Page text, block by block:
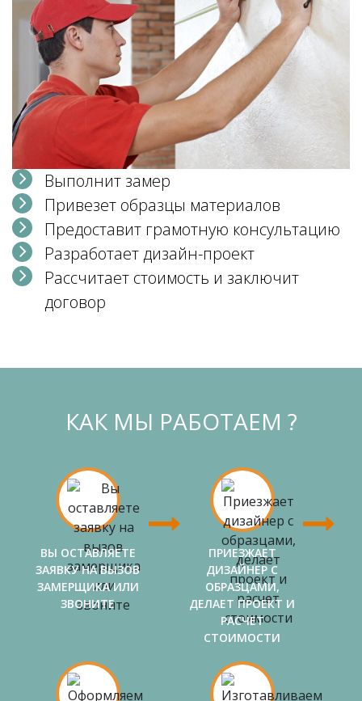
Выполнит замер
Привезет образцы материалов
Предоставит грамотную консультацию
Разработает дизайн-проект
Рассчитает стоимость и заключит
договор
КАК МЫ РАБОТАЕМ ?
ВЫ ОСТАВЛЯЕТЕ
ЗАЯВКУ НА ВЫЗОВ
ЗАМЕРЩИКА ИЛИ
ЗВОНИТЕ
ПРИЕЗЖАЕТ
ДИЗАЙНЕР С
ОБРАЗЦАМИ,
ДЕЛАЕТ ПРОЕКТ И
РАСЧЕТ
СТОИМОСТИ